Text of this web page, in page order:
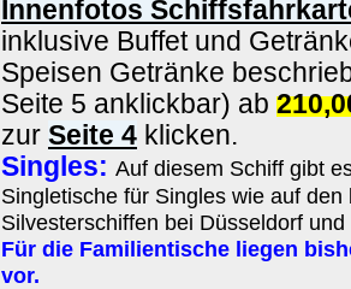
Innenfotos
inklusive Buffet und
Speisen Getränke
Seite 5 anklickbar) ab
zur Seite 4 klicken.
Singles: Auf diesem Schiff gibt
Singletische für Singles wie auf den
Silvesterschiffen bei Düsseldorf
Für die Familientische liegen
vor.